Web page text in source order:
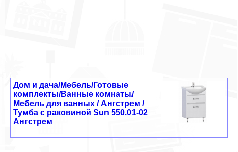
Дом и дача/Мебель/Готовые
комплекты/Ванные комнаты/
Мебель для ванных / Ангстрем /
Тумба с раковиной Sun 550.01-02
Ангстрем